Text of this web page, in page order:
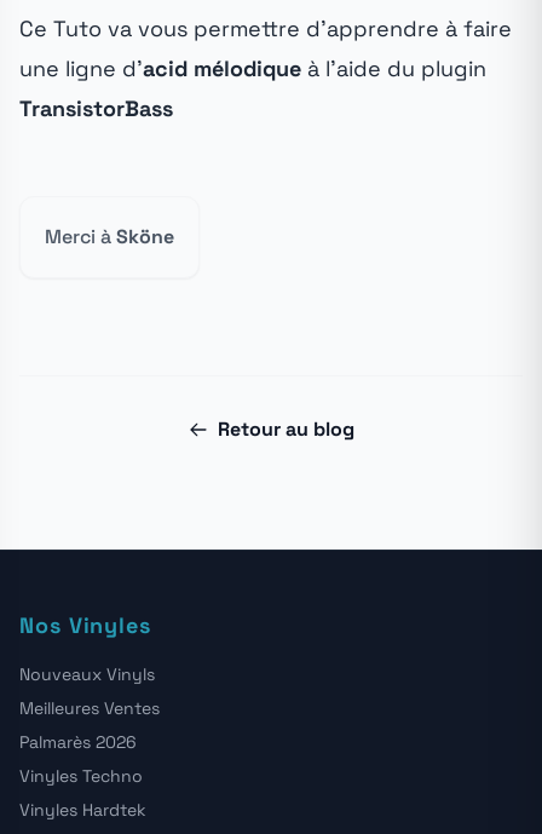
Ce Tuto va vous permettre d'apprendre à faire
une ligne d'acid mélodique à l'aide du plugin
TransistorBass
Merci àSköne
Retour au blog
Nos Vinyles
Nouveaux Vinyls
Meilleures Ventes
Palmarès 2026
Vinyles Techno
Vinyles Hardtek